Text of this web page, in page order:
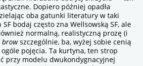
Dopiero później opadła
oba gatunki literatury w taki
bodaj często zna Wellsowską SF, ale
normalną, realistyczną prozę (i
browszczególnie, ba, wyżej sobie cenią
ogóle pojęcia. Ta kurtyna, ten strop
przy modelu dwukondygnacyjnej